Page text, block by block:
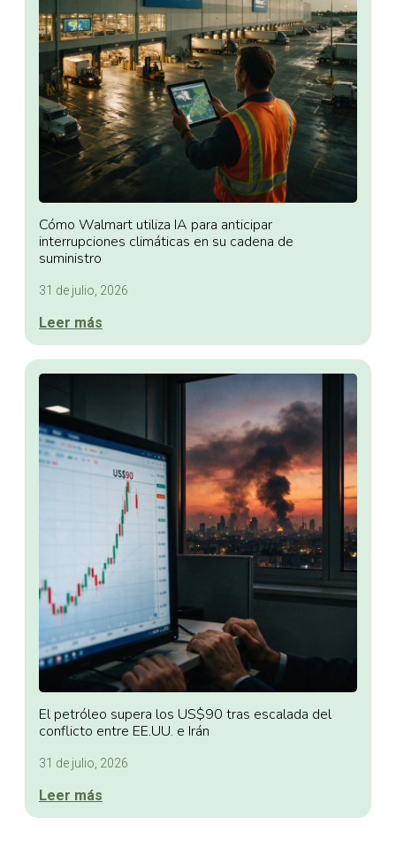
Cómo Walmart utiliza IA para anticipar
interrupciones climáticas en su cadena de
suministro
31 de julio, 2026
Leer más
El petróleo supera los US$90 tras escalada del
conflicto entre EE.UU. e Irán
31 de julio, 2026
Leer más